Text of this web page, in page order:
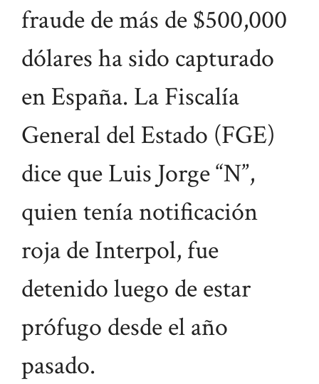
fraude de más de $500,000
dólares ha sido capturado
en España. La Fiscalía
General del Estado (FGE)
dice que Luis Jorge “N”,
quien tenía notificación
roja de Interpol, fue
detenido luego de estar
prófugo desde el año
pasado.